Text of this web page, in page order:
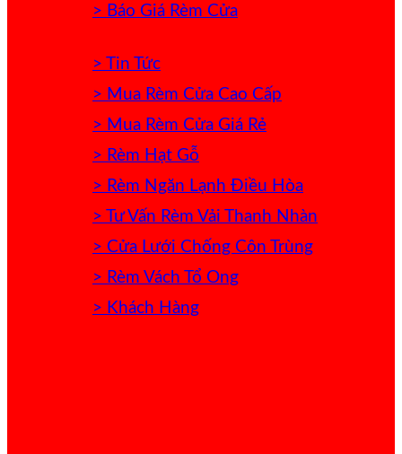
> Báo Giá Rèm Cửa
> Tin Tức
> Mua Rèm Cửa Cao Cấp
> Mua Rèm Cửa Giá Rẻ
> Rèm Hạt Gỗ
> Rèm Ngăn Lạnh Điều Hòa
> Tư Vấn Rèm Vải Thanh Nhàn
> Cửa Lưới Chống Côn Trùng
> Rèm Vách Tổ Ong
> Khách Hàng